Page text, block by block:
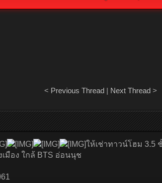
< Previous Thread| Next Thread>
ให้เช่าทาวน์โฮม 3.5
มือง ใกล้ BTS อ่อนนุช